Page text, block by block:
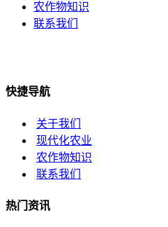
农作物知识
联系我们
快捷导航
关于我们
现代化农业
农作物知识
联系我们
热门资讯